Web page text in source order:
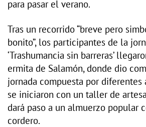
para pasar el verano.
Tras un recorrido “breve pero
bonito”, los participantes de la
‘Trashumancia sin barreras’
ermita de Salamón, donde dio
jornada compuesta por diferentes
se iniciaron con un taller de
dará paso a un almuerzo popular
cordero.